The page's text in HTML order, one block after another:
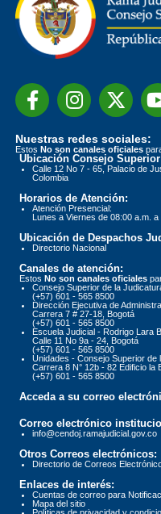
Nuestras redes sociales:
Estos No son canales oficiales
Ubicación Consejo
Calle 12 No 7 - 65, Palacio de
Colombia
Horarios de Atención:
Atención Presencial:
Lunes a Viernes de 08:00 a.m.
Ubicación de Despachos
Directorio Nacional
Canales de atención:
Estos No son canales oficiales
Consejo Superior de la
(+57) 601 - 565 8500
Dirección Ejecutiva de
Carrera 7 # 27-18, Bogotá
(+57) 601 - 565 8500
Escuela Judicial - Rodrigo Lara
Calle 11 No 9a - 24, Bogotá
(+57) 601 - 565 8500
Unidades - Consejo Superior de
Carrera 8 N° 12b - 82 Edificio la
(+57) 601 - 565 8500
Acceda a su correo
Correo electrónico
info@cendoj.ramajudicial.gov.co
Otros Correos electrónicos:
Directorio de Correos
Enlaces de interés:
Cuentas de correo para
Mapa del sitio